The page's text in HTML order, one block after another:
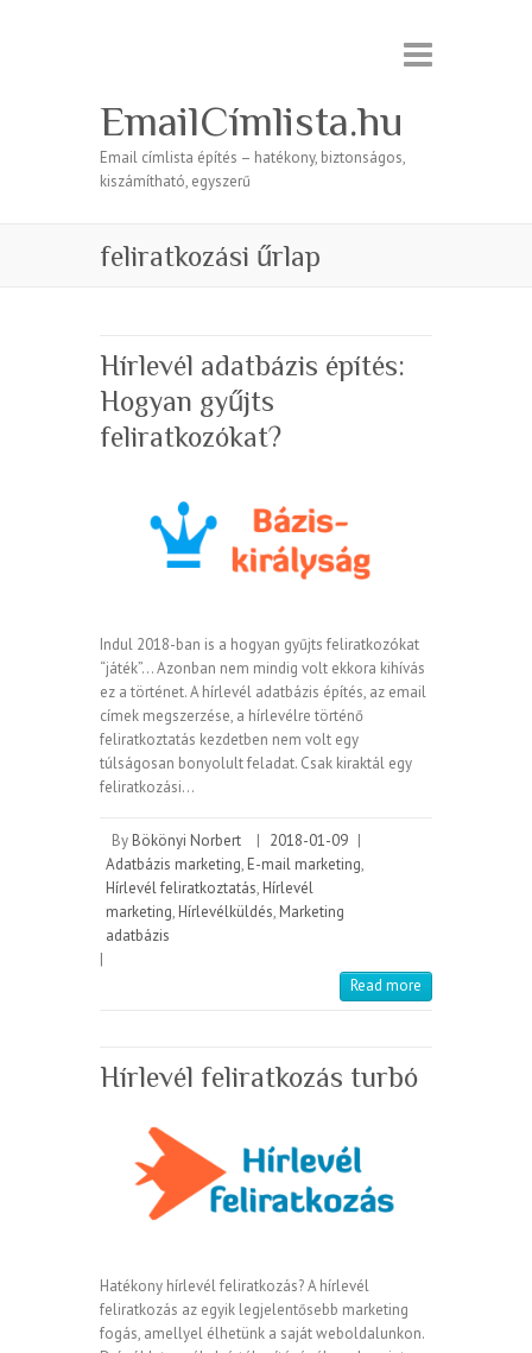
EmailCímlista.hu
Email címlista építés – hatékony, biztonságos,
kiszámítható, egyszerű
feliratkozási űrlap
Hírlevél adatbázis építés:
Hogyan gyűjts
feliratkozókat?
Indul 2018-ban is a hogyan gyűjts feliratkozókat
“játék”… Azonban nem mindig volt ekkora kihívás
ez a történet. A hírlevél adatbázis építés, az email
címek megszerzése, a hírlevélre történő
feliratkoztatás kezdetben nem volt egy
túlságosan bonyolult feladat. Csak kiraktál egy
feliratkozási…
By Bökönyi Norbert | 2018-01-09 |
Adatbázis marketing, E-mail marketing,
Hírlevél feliratkoztatás, Hírlevél
marketing, Hírlevélküldés, Marketing
adatbázis
|
Read more
Hírlevél feliratkozás turbó
Hatékony hírlevél feliratkozás? A hírlevél
feliratkozás az egyik legjelentősebb marketing
fogás, amellyel élhetünk a saját weboldalunkon.